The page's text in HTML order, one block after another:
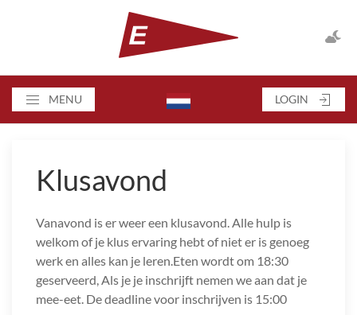
MENU LOGIN
Klusavond
Vanavond is er weer een klusavond. Alle hulp is
welkom of je klus ervaring hebt of niet er is genoeg
werk en alles kan je leren.Eten wordt om 18:30
geserveerd, Als je je inschrijft nemen we aan dat je
mee-eet. De deadline voor inschrijven is 15:00